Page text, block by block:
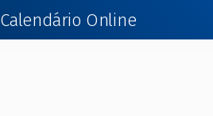
Calendário Online